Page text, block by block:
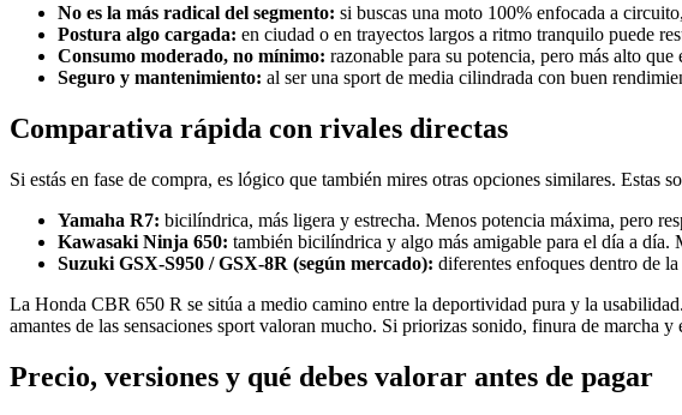
No es la más radical del segmento: si buscas una moto 100% enfocada a
Postura algo cargada: en ciudad o en trayectos largos a ritmo tranquilo puede
Consumo moderado, no mínimo: razonable para su potencia, pero más alto
Seguro y mantenimiento: al ser una sport de media cilindrada con buen
Comparativa rápida con rivales directas
Si estás en fase de compra, es lógico que también mires otras opciones similares.
Yamaha R7: bicilíndrica, más ligera y estrecha. Menos potencia máxima, pero
Kawasaki Ninja 650: también bicilíndrica y algo más amigable para el día a
Suzuki GSX-S950 / GSX-8R (según mercado): diferentes enfoques dentro de
La Honda CBR 650 R se sitúa a medio camino entre la deportividad pura y la
amantes de las sensaciones sport valoran mucho. Si priorizas sonido, finura de marcha
Precio, versiones y qué debes valorar antes de pagar